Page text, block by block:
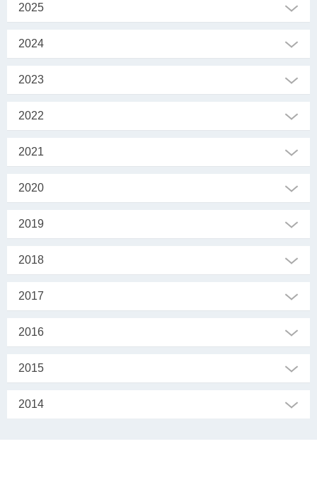
2025
2024
2023
2022
2021
2020
2019
2018
2017
2016
2015
2014